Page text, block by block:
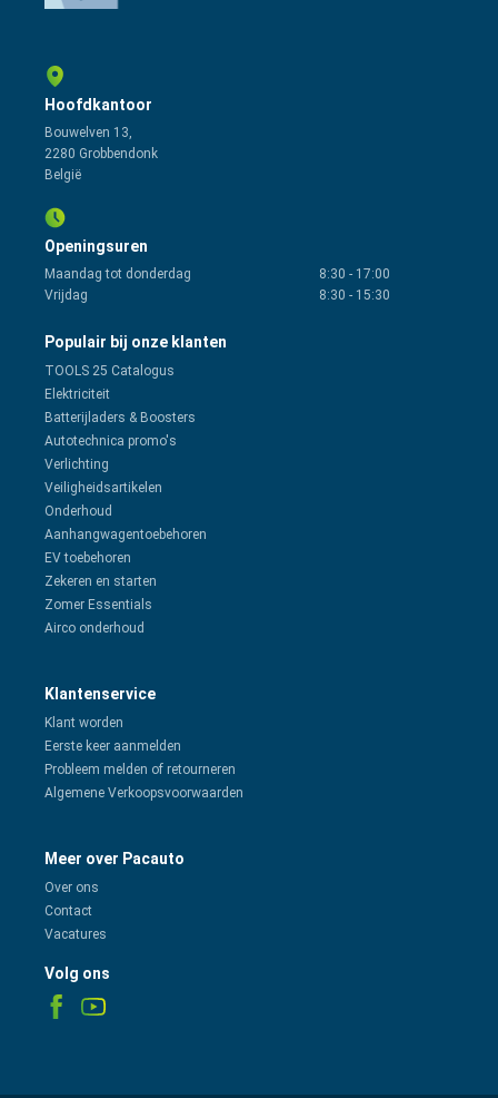
Hoofdkantoor
Bouwelven 13,
2280 Grobbendonk
België
Openingsuren
Maandag tot donderdag 8:30 - 17:00
Vrijdag
8:30 - 15:30
Populair bij onze klanten
TOOLS 25 Catalogus
Elektriciteit
Batterijladers & Boosters
Autotechnica promo's
Verlichting
Veiligheidsartikelen
Onderhoud
Aanhangwagentoebehoren
EV toebehoren
Zekeren en starten
Zomer Essentials
Airco onderhoud
Klantenservice
Klant worden
Eerste keer aanmelden
Probleem melden of retourneren
Algemene Verkoopsvoorwaarden
Meer over Pacauto
Over ons
Contact
Vacatures
Volg ons